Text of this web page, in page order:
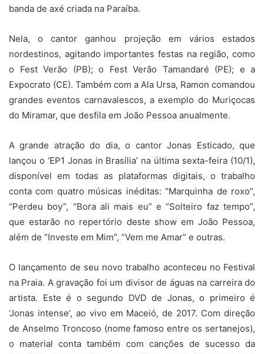
banda de axé criada na Paraíba.
Nela, o cantor ganhou projeção em vários estados
nordestinos, agitando importantes festas na região, como
o Fest Verão (PB); o Fest Verão Tamandaré (PE); e a
Expocrato (CE). Também com a Ala Ursa, Ramon comandou
grandes eventos carnavalescos, a exemplo do Muriçocas
do Miramar, que desfila em João Pessoa anualmente.
A grande atração do dia, o cantor Jonas Esticado, que
lançou o ‘EP1 Jonas in Brasília’ na última sexta-feira (10/1),
disponível em todas as plataformas digitais, o trabalho
conta com quatro músicas inéditas: “Marquinha de roxo”,
“Perdeu boy”, “Bora ali mais eu” e “Solteiro faz tempo”,
que estarão no repertório deste show em João Pessoa,
além de “Investe em Mim”, “Vem me Amar” e outras.
O lançamento de seu novo trabalho aconteceu no Festival
na Praia. A gravação foi um divisor de águas na carreira do
artista. Este é o segundo DVD de Jonas, o primeiro é
‘Jonas intense’, ao vivo em Maceió, de 2017. Com direção
de Anselmo Troncoso (nome famoso entre os sertanejos),
o material conta também com canções de sucesso da